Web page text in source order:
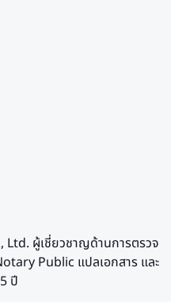
Ltd. ผู้เชี่ยวชาญด้านการตรวจ
Public แปลเอกสาร และ
ปี